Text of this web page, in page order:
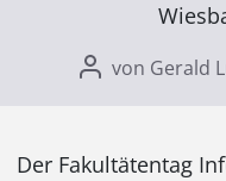
von Gerald
Der Fakultätentag